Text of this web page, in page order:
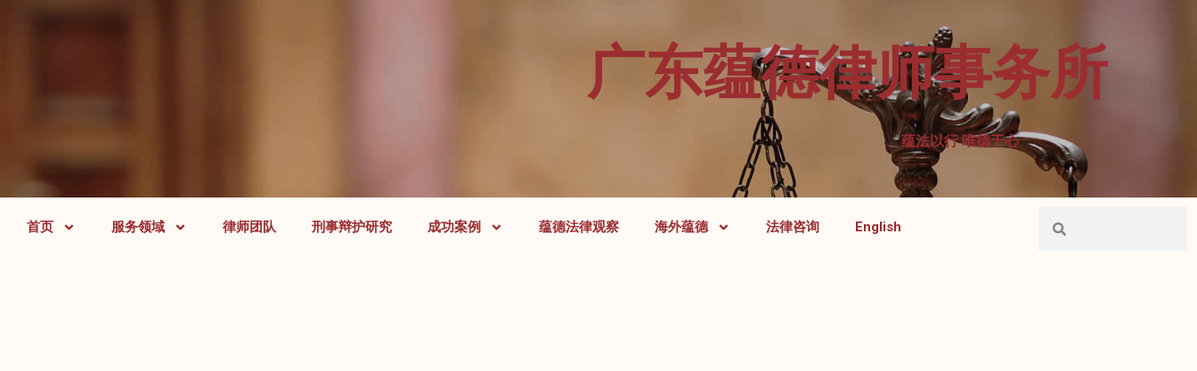
广东蕴德律师事务所
蕴法以行 唯德于心
首页 服务领域 律师团队 刑事辩护研究 成功案例 蕴德法律观察 海外蕴德 法律咨询 English